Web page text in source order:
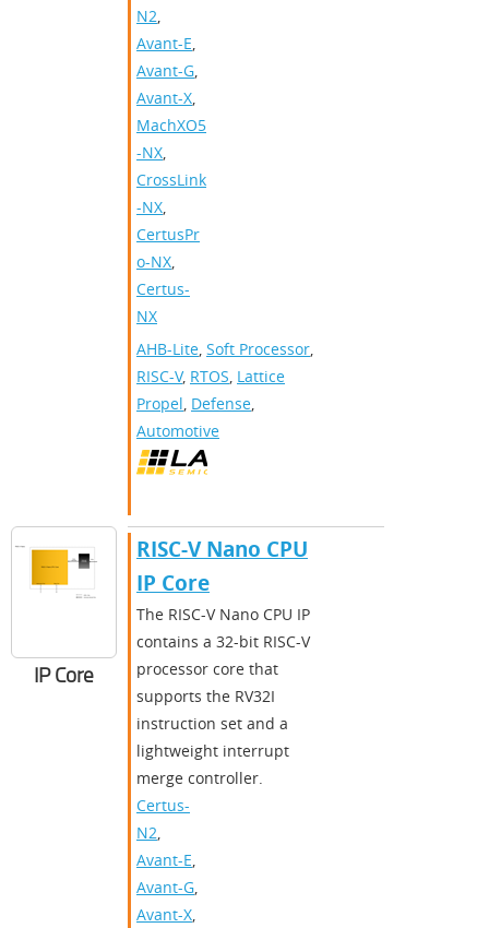
N2
Avant-E
Avant-G
Avant-X
MachXO5
-NX
CrossLink
-NX
CertusPr
o-NX
Certus-
NX
AHB-Lite Soft Processor
RISC-V, RTOS Lattice
Propel Defense
Automotive
IP Core
RISC-V Nano CPU
IP Core
The RISC-V Nano CPU IP
contains a 32-bit RISC-V
processor core that
supports the RV32I
instruction set and a
lightweight interrupt
merge controller.
Certus-
N2
Avant-E
Avant-G
Avant-X